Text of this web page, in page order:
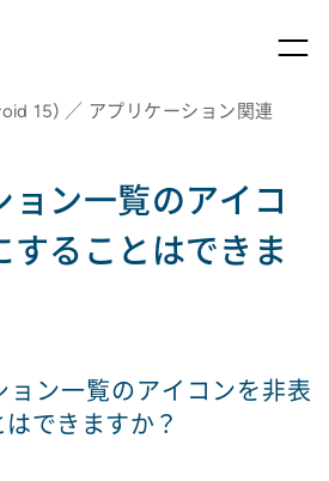
15) ／ アプリケーション関連
ョン一覧のアイコ
することはできま
ョン一覧のアイコンを非表
できますか？